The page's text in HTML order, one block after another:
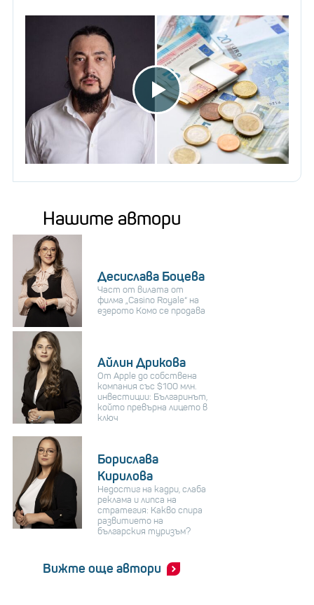
Нашите автори
Десислава Боцева
Част от вилата от
филма „Casino Royale“ на
езерото Комо се продава
Айлин Дрикова
От Apple до собствена
компания със $100 млн.
инвестиции: Българинът,
който превърна лицето в
ключ
Борислава
Кирилова
Недостиг на кадри, слаба
реклама и липса на
стратегия: Какво спира
развитието на
българския туризъм?
Вижте още автори